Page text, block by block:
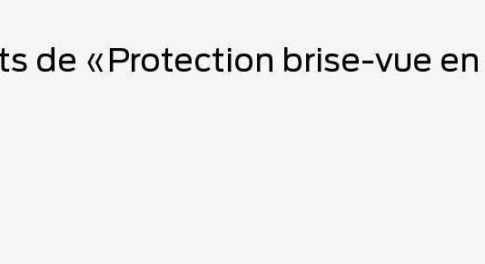
de «Protection brise-vue